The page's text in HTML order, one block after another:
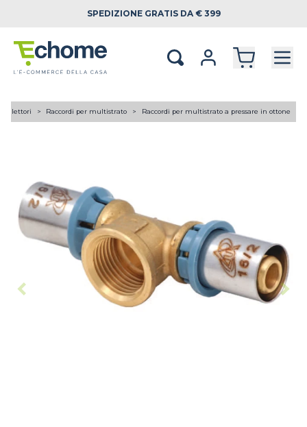
SPEDIZIONE GRATIS DA € 399
collettori Raccordi per multistrato Raccordi per multistrato a pressare in ottone